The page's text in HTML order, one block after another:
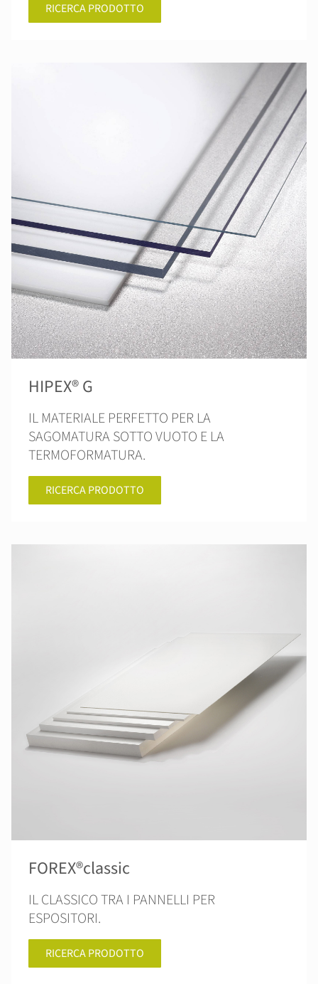
RICERCA PRODOTTO
HIPEX® G
IL MATERIALE PERFETTO PER LA
SAGOMATURA SOTTO VUOTO E LA
TERMOFORMATURA.
RICERCA PRODOTTO
FOREX®classic
IL CLASSICO TRA I PANNELLI PER
ESPOSITORI.
RICERCA PRODOTTO